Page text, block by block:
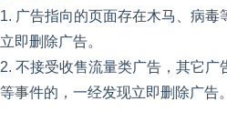
1. 广告指向的页面存在木马、病毒
立即删除广告。
2. 不接受收售流量类广告，其它广
等事件的，一经发现立即删除广告。